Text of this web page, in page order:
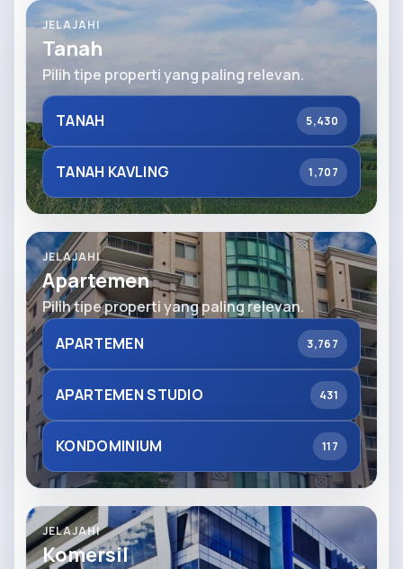
JELAJAHI
Tanah
Pilih tipe properti yang paling relevan.
TANAH 5,430
TANAH KAVLING 1,707
JELAJAHI
Apartemen
Pilih tipe properti yang paling relevan.
APARTEMEN
3,767
APARTEMEN STUDIO 431
KONDOMINIUM 117
JELAJAHI
Komersil